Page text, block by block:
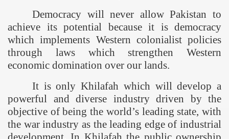
Democracy will never allowPakistan to
achieve its potential because it is democracy
which implements Western colonialist policies
through laws which strengthen Western
economic domination over our lands.
It is only Khilafah which will develop a
powerful and diverse industry driven by the
objective of being the world’s leading state, with
the war industry as the leading edge of industrial